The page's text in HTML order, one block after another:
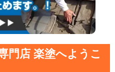
門店 楽塗へようこ